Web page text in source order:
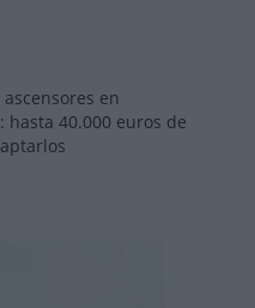
en
hasta 40.000 euros de